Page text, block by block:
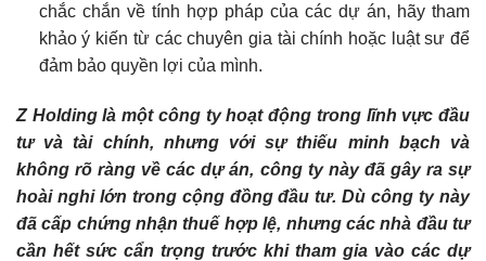
chắc chắn về tính hợp pháp của các dự án, hãy tham
khảo ý kiến từ các chuyên gia tài chính hoặc luật sư để
đảm bảo quyền lợi của mình.
Z Holding là một công ty hoạt động trong lĩnh vực đầu
tư và tài chính, nhưng với sự thiếu minh bạch và
không rõ ràng về các dự án, công ty này đã gây ra sự
hoài nghi lớn trong cộng đồng đầu tư. Dù công ty này
đã cấp chứng nhận thuế hợp lệ, nhưng các nhà đầu tư
cần hết sức cẩn trọng trước khi tham gia vào các dự